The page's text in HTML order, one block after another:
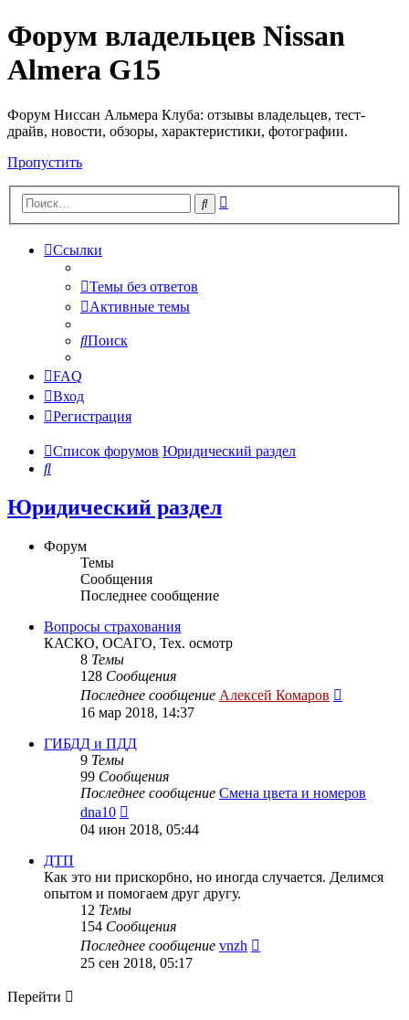
Форум владельцев Nissan
Almera G15
Форум Ниссан Альмера Клуба: отзывы владельцев, тест-
драйв, новости, обзоры, характеристики, фотографии.
Пропустить
Поиск
Ссылки
Темы без ответов
Активные темы
Поиск
FAQ
Вход
Регистрация
Список форумов Юридический раздел
Поиск
Юридический раздел
Форум
Темы
Сообщения
Последнее сообщение
Вопросы страхования
КАСКО, ОСАГО, Тех. осмотр
8 Темы
128 Сообщения
Последнее сообщение Алексей Комаров
16 мар 2018, 14:37
ГИБДД и ПДД
9 Темы
99 Сообщения
Последнее сообщение Смена цвета и номеров
dna10
к
последнему
04 июн 2018, 05:44
ДТП
Как это ни прискорбно, но иногда случается. Делимся
опытом и помогаем друг другу.
12 Темы
154 Сообщения
Последнее сообщение vnzh
25 сен 2018, 05:17
Перейти